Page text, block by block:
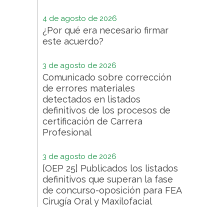
4 de agosto de 2026
¿Por qué era necesario firmar
este acuerdo?
3 de agosto de 2026
Comunicado sobre corrección
de errores materiales
detectados en listados
definitivos de los procesos de
certificación de Carrera
Profesional
3 de agosto de 2026
[OEP 25] Publicados los listados
definitivos que superan la fase
de concurso-oposición para FEA
Cirugía Oral y Maxilofacial